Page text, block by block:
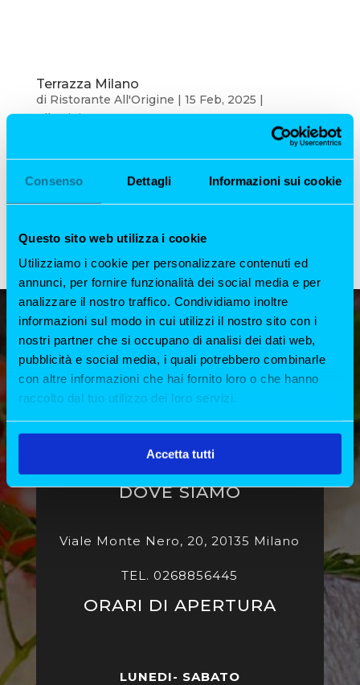
Consenso Dettagli Informazioni sui cookie
Questo sito web utilizza i cookie
Utilizziamo i cookie per personalizzare contenuti ed
annunci, per fornire funzionalità dei social media e per
analizzare il nostro traffico. Condividiamo inoltre
informazioni sul modo in cui utilizzi il nostro sito con i
nostri partner che si occupano di analisi dei dati web,
pubblicità e social media, i quali potrebbero combinarle
con altre informazioni che hai fornito loro o che hanno
raccolto dal tuo utilizzo dei loro servizi.
Accetta tutti
Terrazza Milano
di Ristorante All'Origine | 15 Feb, 2025 |
All'Origine,Terrazza
aperitivo esclusivo o una cena sotto le stelle?
All’Origine è il luogo perfetto per chi desidera
della città, è il...
DOVE SIAMO
Viale Monte Nero, 20, 20135 Milano
TEL. 0268856445
ORARI DI APERTURA
LUNEDI- SABATO